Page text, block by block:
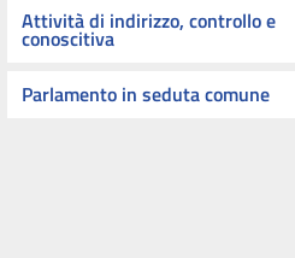
Attività di indirizzo, controllo e
conoscitiva
Parlamento in seduta comune